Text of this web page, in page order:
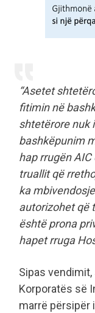
“Asetet
fitimin në
shtetërore nuk
bashkëpunim
hap rrugën
truallit që
ka
autorizohet që
është prona
hapet rruga
Sipas
Korporatës së
marrë përsipër